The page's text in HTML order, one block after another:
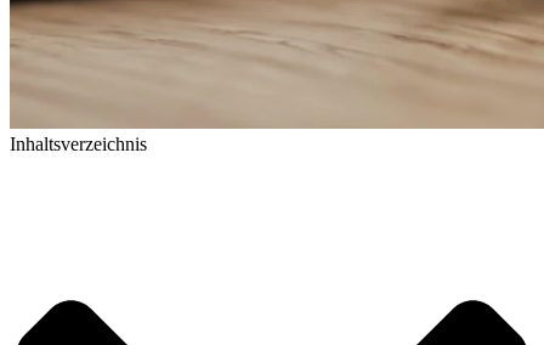
Inhaltsverzeichnis